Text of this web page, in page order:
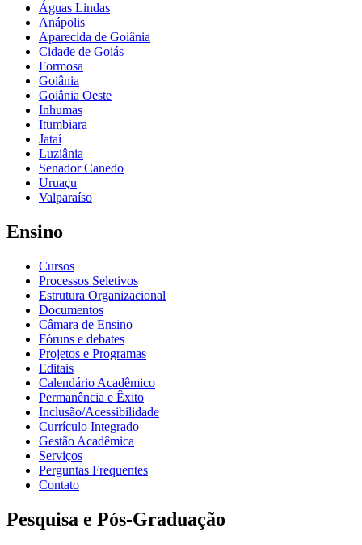
Águas Lindas
Anápolis
Aparecida de Goiânia
Cidade de Goiás
Formosa
Goiânia
Goiânia Oeste
Inhumas
Itumbiara
Jataí
Luziânia
Senador Canedo
Uruaçu
Valparaíso
Ensino
Cursos
Processos Seletivos
Estrutura Organizacional
Documentos
Câmara de Ensino
Fóruns e debates
Projetos e Programas
Editais
Calendário Acadêmico
Permanência e Êxito
Inclusão/Acessibilidade
Currículo Integrado
Gestão Acadêmica
Serviços
Perguntas Frequentes
Contato
Pesquisa e Pós-Graduação